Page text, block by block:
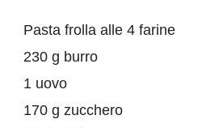
Pasta frolla alle 4 farine
230 g burro
1 uovo
170 g zucchero